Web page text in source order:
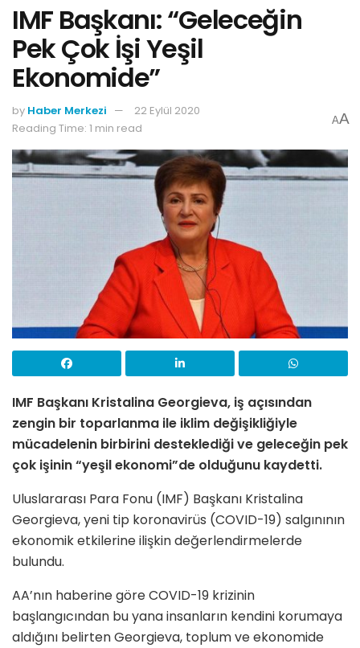
IMF Başkanı: “Geleceğin
Pek Çok İşi Yeşil
Ekonomide”
by Haber Merkezi
22 Eylül 2020
Reading Time: 1 min read
AA
IMF Başkanı Kristalina Georgieva, iş açısından
zengin bir toparlanma ile iklim değişikliğiyle
mücadelenin birbirini desteklediği ve geleceğin pek
çok işinin “yeşil ekonomi”de olduğunu kaydetti.
Uluslararası Para Fonu (IMF) Başkanı Kristalina
Georgieva, yeni tip koronavirüs (COVID-19) salgınının
ekonomik etkilerine ilişkin değerlendirmelerde
bulundu.
AA’nın haberine göre COVID-19 krizinin
başlangıcından bu yana insanların kendini korumaya
aldığını belirten Georgieva, toplum ve ekonomide